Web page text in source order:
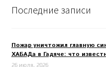
Последние записи
Пожар уничтожил главную
ХАБАДа в Гадяче: что
26 июля, 2026